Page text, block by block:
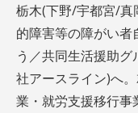
栃木(下野/宇都宮/真
的障害等の障がい者
う／共同生活援助
社アースライン)へ
業・就労支援移行事